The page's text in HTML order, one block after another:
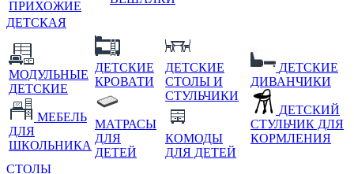
ПРИХОЖИЕ
ДЕТСКАЯ
МОДУЛЬНЫЕ
ДЕТСКИЕ
МЕБЕЛЬ
ДЛЯ
ШКОЛЬНИКА
ДЕТСКИЕ
КРОВАТИ
МАТРАСЫ
ДЛЯ
ДЕТЕЙ
ДЕТСКИЕ
СТОЛЫ И
СТУЛЬЧИКИ
КОМОДЫ
ДЛЯ ДЕТЕЙ
ДЕТСКИЕ
ДИВАНЧИКИ
ДЕТСКИЙ
СТУЛЬЧИК ДЛЯ
КОРМЛЕНИЯ
СТОЛЫ